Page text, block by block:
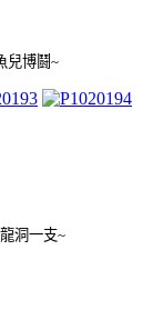
兒博鬪~
洞一支~